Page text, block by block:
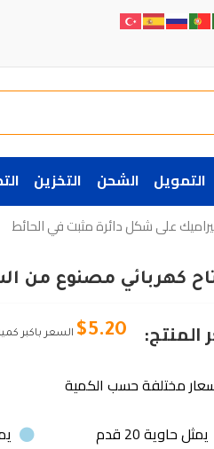
التمويل الشحن التخزين
على شكل دائرة مثبت في الحائط
كهربائي مصنوع من
المنتج: $5.20 السعر باكبر
مختلفة حسب الكمية
يمثل حاوية 20 قدم